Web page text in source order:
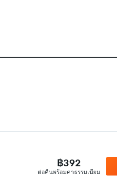
฿392
ต่อคืนพร้อมค่าธรรมเนียม